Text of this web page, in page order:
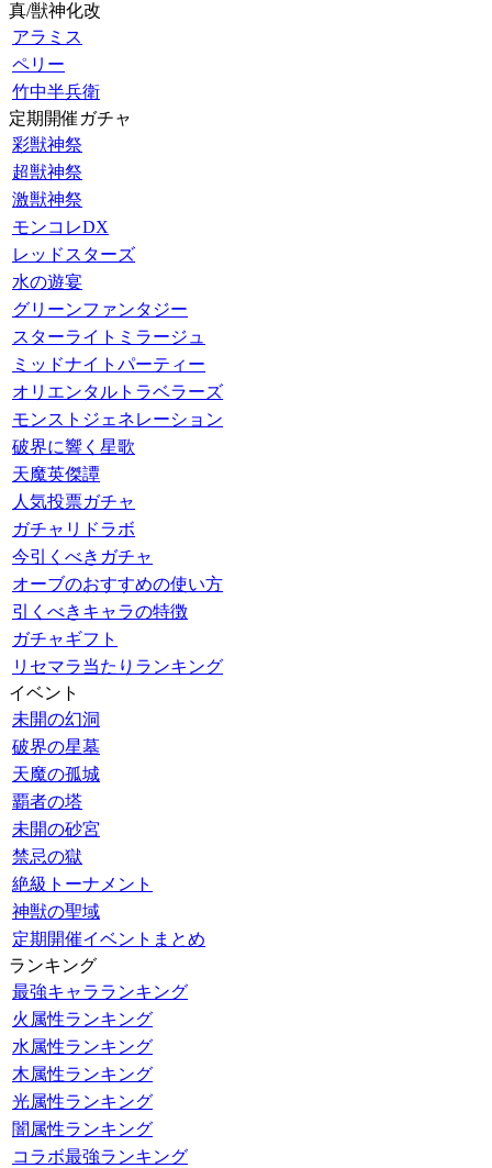
真/獣神化改
アラミス
ペリー
竹中半兵衛
定期開催ガチャ
彩獣神祭
超獣神祭
激獣神祭
モンコレDX
レッドスターズ
水の遊宴
グリーンファンタジー
スターライトミラージュ
ミッドナイトパーティー
オリエンタルトラベラーズ
モンストジェネレーション
破界に響く星歌
天魔英傑譚
人気投票ガチャ
ガチャリドラボ
今引くべきガチャ
オーブのおすすめの使い方
引くべきキャラの特徴
ガチャギフト
リセマラ当たりランキング
イベント
未開の幻洞
破界の星墓
天魔の孤城
覇者の塔
未開の砂宮
禁忌の獄
絶級トーナメント
神獣の聖域
定期開催イベントまとめ
ランキング
最強キャラランキング
火属性ランキング
水属性ランキング
木属性ランキング
光属性ランキング
闇属性ランキング
コラボ最強ランキング